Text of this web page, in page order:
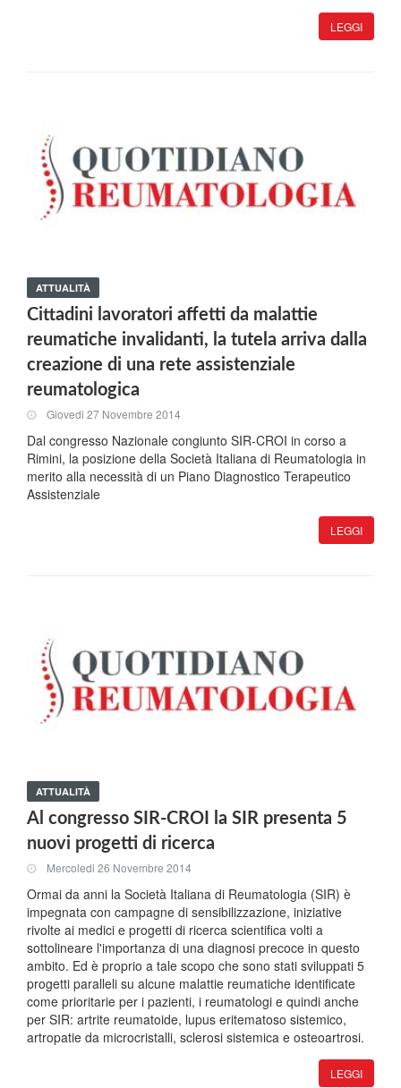
LEGGI
ATTUALITÀ
Cittadini lavoratori affetti da malattie
reumatiche invalidanti, la tutela arriva dalla
creazione di una rete assistenziale
reumatologica
Giovedi 27 Novembre 2014
Dal congresso Nazionale congiunto SIR-CROI in corso a
Rimini, la posizione della Società Italiana di Reumatologia in
merito alla necessità di un Piano Diagnostico Terapeutico
Assistenziale
LEGGI
ATTUALITÀ
Al congresso SIR-CROI la SIR presenta 5
nuovi progetti di ricerca
Mercoledi 26 Novembre 2014
Ormai da anni la Società Italiana di Reumatologia (SIR) è
impegnata con campagne di sensibilizzazione, iniziative
rivolte ai medici e progetti di ricerca scientifica volti a
sottolineare l'importanza di una diagnosi precoce in questo
ambito. Ed è proprio a tale scopo che sono stati sviluppati 5
progetti paralleli su alcune malattie reumatiche identificate
come prioritarie per i pazienti, i reumatologi e quindi anche
per SIR: artrite reumatoide, lupus eritematoso sistemico,
artropatie da microcristalli, sclerosi sistemica e osteoartrosi.
LEGGI